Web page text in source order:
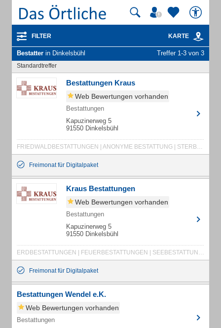
FILTER KARTE
Bestatter in Dinkelsbühl Treffer 1-3 von 3
Standardtreffer
Bestattungen Kraus
Web Bewertungen vorhanden
Bestattungen
Kapuzinerweg 5
91550 Dinkelsbühl
FRIEDWALDBESTATTUNGEN | ANONYME BESTATTUNG | STERBEFALL | BESTATTUNGSINSTITUT | BEISETZUNG | TRAUERFALL | BAUMBESTATTUNGEN | BEERDIGUNG | TRAUERBEGLEITUNG | TODESFALL | RUHEFORST | ERDBESTATTUNGEN | FEUERBESTATTUNGEN | WALDBESTATTUNGEN | TRAUERSEMINARE | SEEBESTATTUNGEN
Freimonat für Digitalpaket
Kraus Bestattungen
Web Bewertungen vorhanden
Bestattungen
Kapuzinerweg 5
91550 Dinkelsbühl
ERDBESTATTUNGEN | FEUERBESTATTUNGEN | SEEBESTATTUNGEN | TRAUERBEGLEITUNG | BEERDIGUNG | TODESFALL | BAUMBESTATTUNGEN | FRIEDWALD | RUHEFORST | TRAUERFALL | TRAUER | BEISETZUNG | BESTATTUNGSINSTITUT | STERBEFALL | ANONYME BESTATTUNG | FRIEDWALDBESTATTUNGEN | WALDBESTATTUNGEN | TRAUERSEMINARE
Freimonat für Digitalpaket
Bestattungen Wendel e.K.
Web Bewertungen vorhanden
Bestattungen